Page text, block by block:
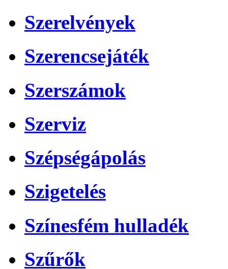
Szerelvények
Szerencsejáték
Szerszámok
Szerviz
Szépségápolás
Szigetelés
Színesfém hulladék
Szűrők